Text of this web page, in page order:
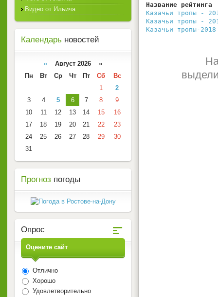
Название
Казачьи тропы -
Казачьи тропы -
Казачьи тропы-2018
Видео от Ильича
Календарь новостей
« Август 2026 »
Пн
Вт Ср Чт Пт Сб
Вс
1
2
3
4 5 6 7 8
9
10
11 12 13 14 15
16
17
18 19 20 21 22
23
24
25 26 27 28 29
30
31
Прогноз погоды
Опрос
Оцените сайт
Отлично
Хорошо
Удовлетворительно